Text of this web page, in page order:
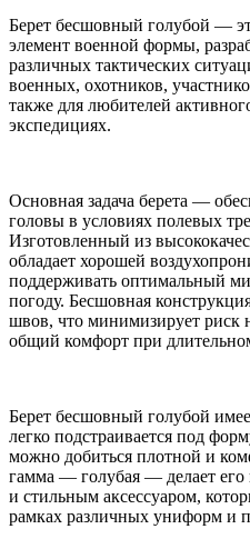
Берет бесшовный голубой —
элемент военной формы,
различных тактических
военных, охотников,
также для любителей
экспедициях.
Основная задача берета —
головы в условиях полевых
Изготовленный из
обладает хорошей
поддерживать оптимальный
погоду. Бесшовная
швов, что минимизирует риск
общий комфорт при
Берет бесшовный голубой
легко подстраивается под
можно добиться плотной и
гамма — голубая — делает
и стильным аксессуаром,
рамках различных униформ и